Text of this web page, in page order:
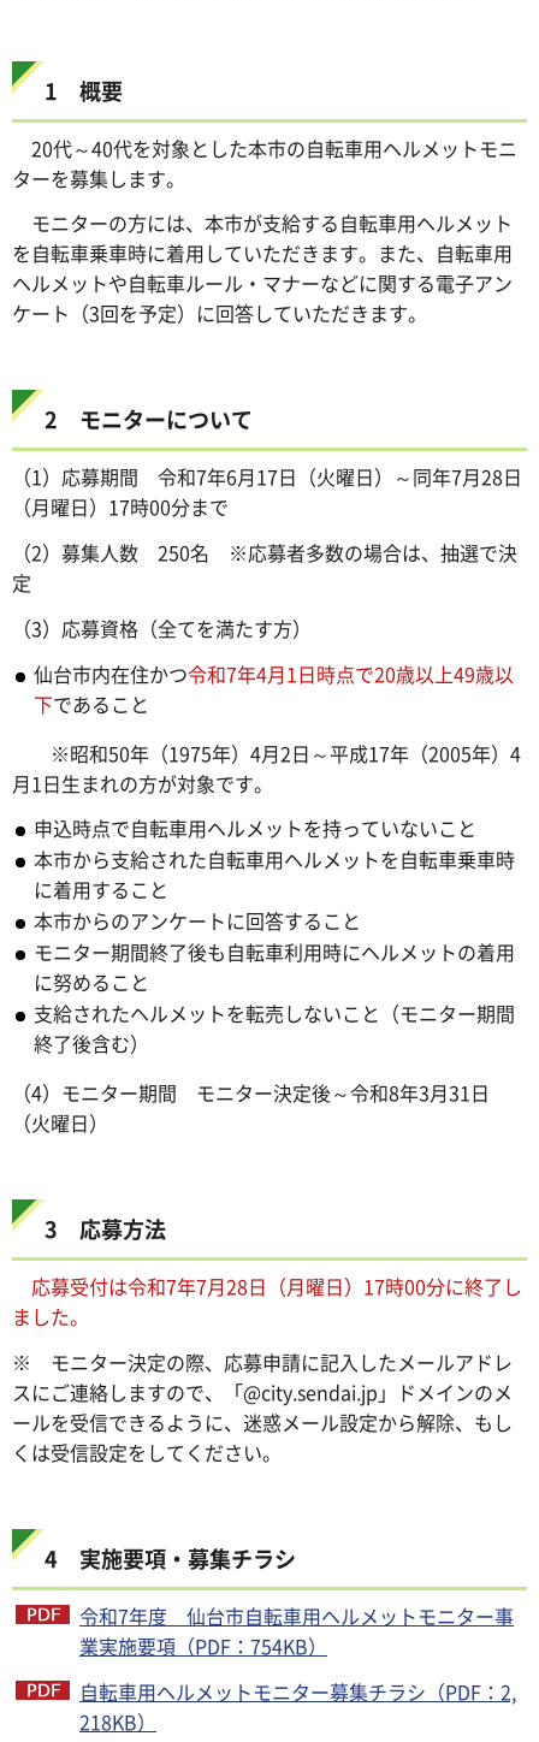
1 概要
20代～40代を対象とした本市の自転車用ヘルメットモニ
ターを募集します。
モニターの方には、本市が支給する自転車用ヘルメット
を自転車乗車時に着用していただきます。また、自転車用
ヘルメットや自転車ルール・マナーなどに関する電子アン
ケート（3回を予定）に回答していただきます。
2 モニターについて
（1）応募期間 令和7年6月17日（火曜日）～同年7月28日
（月曜日）17時00分まで
（2）募集人数 250名 ※応募者多数の場合は、抽選で決
定
（3）応募資格（全てを満たす方）
仙台市内在住かつ令和7年4月1日時点で20歳以上49歳以
下であること
※昭和50年（1975年）4月2日～平成17年（2005年）4
月1日生まれの方が対象です。
申込時点で自転車用ヘルメットを持っていないこと
本市から支給された自転車用ヘルメットを自転車乗車時
に着用すること
本市からのアンケートに回答すること
モニター期間終了後も自転車利用時にヘルメットの着用
に努めること
支給されたヘルメットを転売しないこと（モニター期間
終了後含む）
（4）モニター期間 モニター決定後～令和8年3月31日
（火曜日）
3 応募方法
応募受付は令和7年7月28日（月曜日）17時00分に終了し
ました。
※ モニター決定の際、応募申請に記入したメールアドレ
スにご連絡しますので、「@city.sendai.jp」ドメインのメ
ールを受信できるように、迷惑メール設定から解除、もし
くは受信設定をしてください。
4 実施要項・募集チラシ
令和7年度 仙台市自転車用ヘルメットモニター事
業実施要項（PDF：754KB）
自転車用ヘルメットモニター募集チラシ（PDF：2,
218KB）